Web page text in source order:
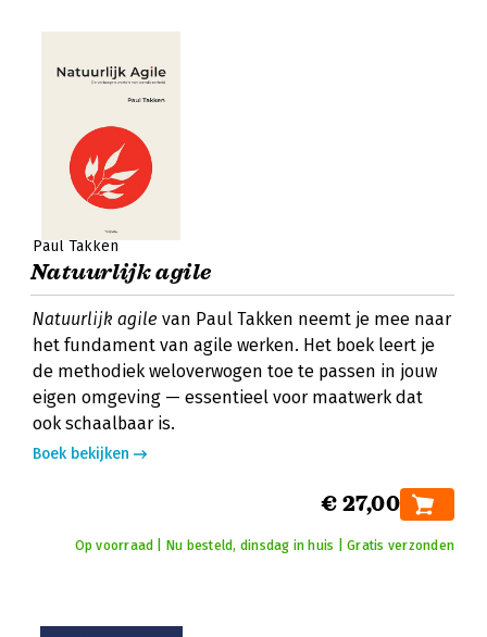
Paul Takken
Natuurlijk agile
Natuurlijk agile van Paul Takken neemt je mee naar
het fundament van agile werken. Het boek leert je
de methodiek weloverwogen toe te passen in jouw
eigen omgeving — essentieel voor maatwerk dat
ook schaalbaar is.
Boek bekijken
€ 27,00
Op voorraad | Nu besteld, dinsdag in huis | Gratis verzonden